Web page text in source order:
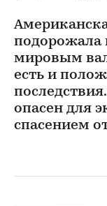
мировым
есть и
опасен для
спасением